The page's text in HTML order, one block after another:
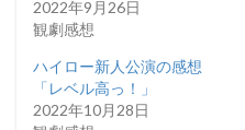
2022年9月26日
観劇感想
ハイロー新人公演の感想
「レベル高っ！」
2022年10月28日